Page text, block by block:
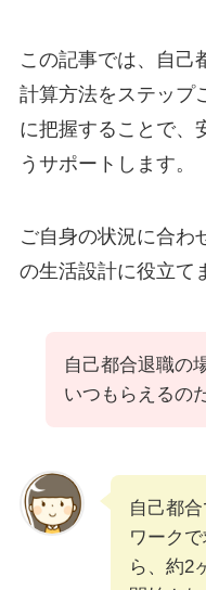
この記事では、自己
計算方法をステップ
に把握することで、
うサポートします。
ご自身の状況に合わ
の生活設計に役立て
自己都合退職の
いつもらえるの
自己都
ワーク
ら、約2